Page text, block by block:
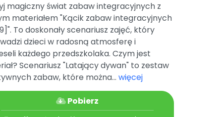
Archiwalne numery
Pomoc
magiczny świat zabaw integracyjnych z
materiałem "Kącik zabaw integracyjnych
To doskonały scenariusz zajęć, który
dzieci w radosną atmosferę i
każdego przedszkolaka. Czym jest
Scenariusz "Latający dywan" to zestaw
zabaw, które można... więcej
Pobierz